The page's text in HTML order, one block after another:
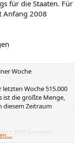
für die Staaten. Für
Anfang 2008
Woche
Woche 515.000
ist die größte Menge,
diesem Zeitraum
2005 konnten